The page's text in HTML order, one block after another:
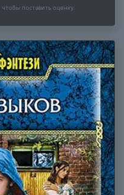
, чтобы поставить оценку